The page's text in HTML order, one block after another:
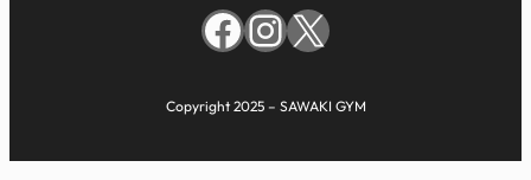
Facebook
Instagram
X
Copyright 2025 – SAWAKI GYM